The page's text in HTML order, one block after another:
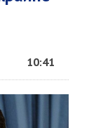
10:41